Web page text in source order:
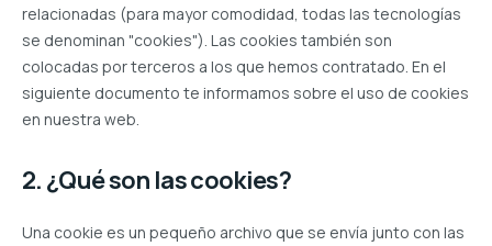
relacionadas (para mayor comodidad, todas las tecnologías
se denominan "cookies"). Las cookies también son
colocadas por terceros a los que hemos contratado. En el
siguiente documento te informamos sobre el uso de cookies
en nuestra web.
2. ¿Qué son las cookies?
Una cookie es un pequeño archivo que se envía junto con las